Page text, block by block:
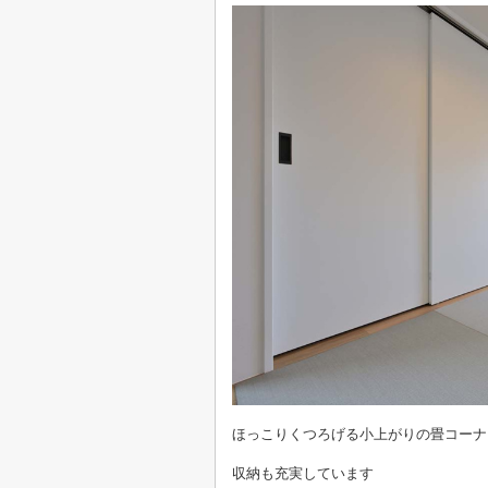
ほっこりくつろげる小上がりの畳コー
収納も充実しています